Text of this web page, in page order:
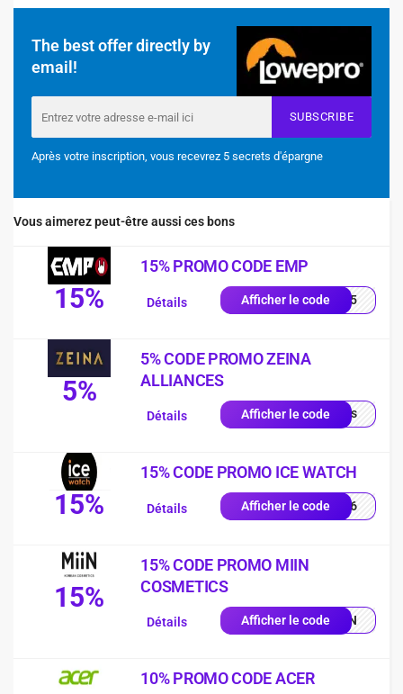
The best offer directly by
email!
SUBSCRIBE
Après votre inscription, vous recevrez 5 secrets d'épargne
Vous aimerez peut-être aussi ces bons
15%
15% PROMO CODE EMP
Afficher le codees15
Détails
5%
5% CODE PROMO ZEINA
ALLIANCES
Afficher le codequis
Détails
15%
15% CODE PROMO ICE WATCH
Afficher le codePY26
Détails
15%
15% CODE PROMO MIIN
COSMETICS
Afficher le codeMIIN
Détails
10% PROMO CODE ACER